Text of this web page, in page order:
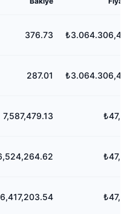
376.73 ₺3.064.306,41
287.01 ₺3.064.306,41
7,587,479.13 ₺47,6
₺47,6
6,417,203.54 ₺47,6